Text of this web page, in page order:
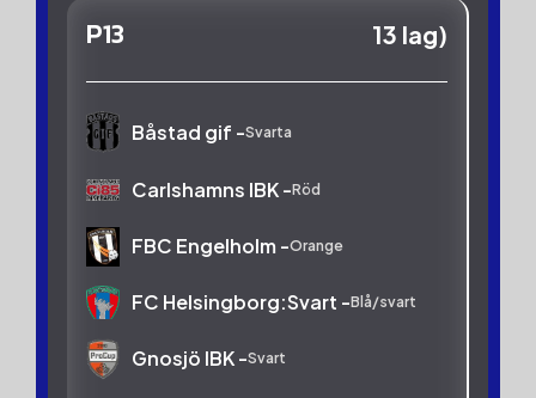
Värnamo IK -
P13 13 lag)
Båstad gif -Svarta
Carlshamns IBK -Röd
FBC Engelholm -Orange
FC Helsingborg:Svart -Blå/svart
Gnosjö IBK -Svart